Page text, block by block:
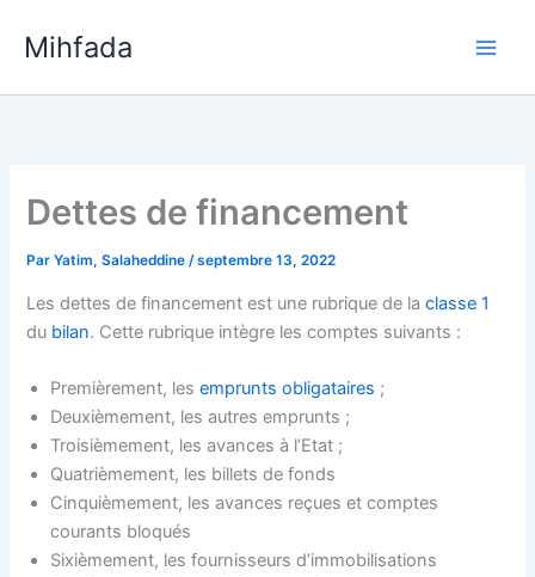
Mihfada
Dettes de financement
ParYatim, Salaheddine/septembre 13, 2022
Les dettes de financement est une rubrique de laclasse 1
du bilan. Cette rubrique intègre les comptes suivants :
Premièrement, lesemprunts obligataires ;
Deuxièmement, les autres emprunts ;
Troisièmement, les avances à l’Etat ;
Quatrièmement, les billets de fonds
Cinquièmement, les avances reçues et comptes
courants bloqués
Sixièmement, les fournisseurs d’immobilisations